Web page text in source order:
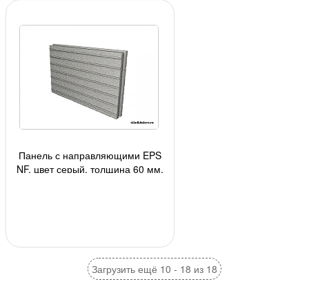
Панель с направляющими EPS
NF, цвет серый, толщина 60 мм,
Загрузить ещё 10 - 18 из 18